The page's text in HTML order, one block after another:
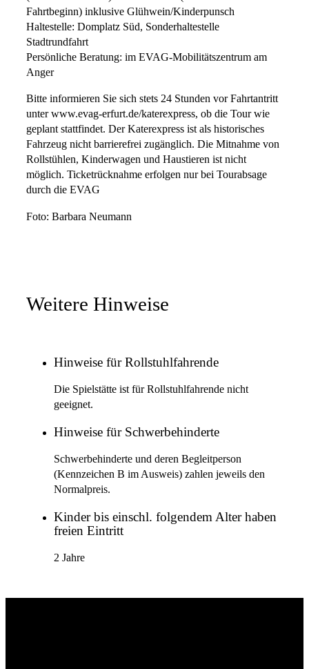
Fahrtbeginn) inklusive Glühwein/Kinderpunsch
Haltestelle: Domplatz Süd, Sonderhaltestelle
Stadtrundfahrt
Persönliche Beratung: im EVAG-Mobilitätszentrum am
Anger
Bitte informieren Sie sich stets 24 Stunden vor Fahrtantritt
unter www.evag-erfurt.de/katerexpress, ob die Tour wie
geplant stattfindet. Der Katerexpress ist als historisches
Fahrzeug nicht barrierefrei zugänglich. Die Mitnahme von
Rollstühlen, Kinderwagen und Haustieren ist nicht
möglich. Ticketrücknahme erfolgen nur bei Tourabsage
durch die EVAG
Foto: Barbara Neumann
Weitere Hinweise
Hinweise für Rollstuhlfahrende
Die Spielstätte ist für Rollstuhlfahrende nicht
geeignet.
Hinweise für Schwerbehinderte
Schwerbehinderte und deren Begleitperson
(Kennzeichen B im Ausweis) zahlen jeweils den
Normalpreis.
Kinder bis einschl. folgendem Alter haben
freien Eintritt
2 Jahre